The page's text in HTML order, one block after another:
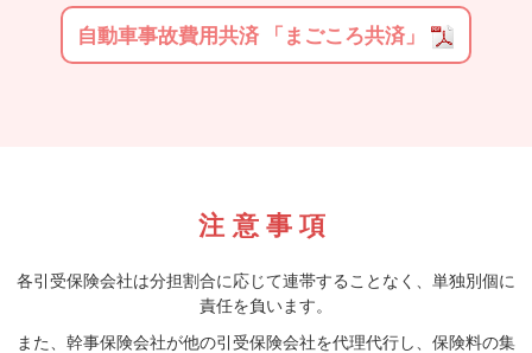
自動車事故費用共済 「まごころ共済」
注意事項
各引受保険会社は分担割合に応じて連帯することなく、単独別個に
責任を負います。
また、幹事保険会社が他の引受保険会社を代理代行し、保険料の集